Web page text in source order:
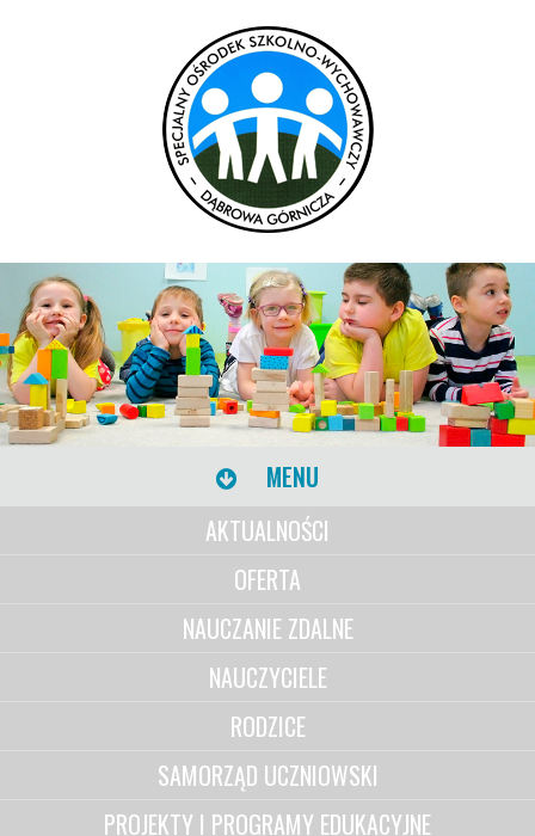
MENU
AKTUALNOŚCI
OFERTA
NAUCZANIE ZDALNE
NAUCZYCIELE
RODZICE
SAMORZĄD UCZNIOWSKI
PROJEKTY I PROGRAMY EDUKACYJNE